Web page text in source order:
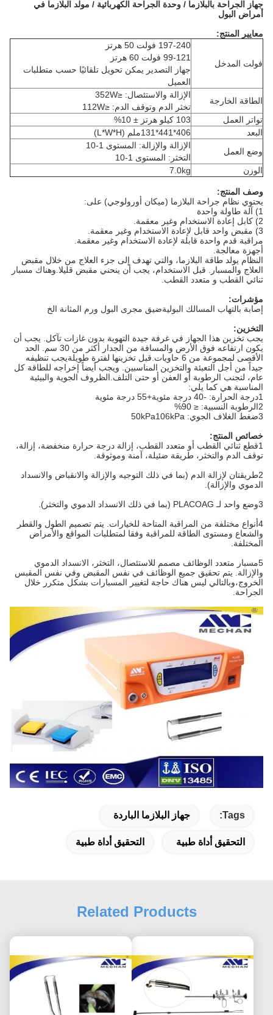
جهاز الجراحة بالبلازما / وحدة الجراحة الكهربائية / مولد البلازما في
أمراض البول
معايير المنتج:
فولت المدخل
197-240 فولت 50 هرتز
99-121 فولت 60 هرتز
جهاز التصدير يمكن تحويل تلقائيًا حسب متطلبات
العميل
الطاقة الخارجة
الإزالة والاستئصال: ≤352W
تخثر الدم وتوقف الدم: ≤112W
تواتر العمل
103 كيلو هرتز ± 10%
البعد
406*441*131ملم (L*W*H)
وضع العمل
الإزالة والإزالة: المستوى 1-10
التخثر: المستوى 1-10
الوزن
7.0kg
وصف المنتج:
يحتوي نظام جراحة البلازما (ميكان أورولوجي) على:
مراقبة قدم واحدة قابلة لإعادة الاستخدام وغير معقمة.
أجهزة معالجة.
النظام يولد طاقة البلازما، والتي تهدف إلى جزء العلاج من خلال مقبض
العلاج والمسبار. قبل الاستخدام، يجب أن ينحني مقبض قليلا.وهناك مسبار
ثنائي القطب و متعدد القطب.
مؤشرات:
إصابة بالتهاب المسالك البوليةضيق مجرى البول ورم المثانة الخ
التخزين:
يجب تخزين هذا الجهاز في غرفة جيدة التهوية بدون غازات تآكل. يجب أن
يكون ارتفاعه فوق الأرض والمسافة من الجدار أكثر من 30 سم. الحد
الأقصى لمجموعة من 6 حاويات.قبل تخزينها لفترة طويلةيجب تنظيفه
جيداً من أجل التعبئة والتخزين المناسبين. ويجب أيضاً إخراجه للطاقة كل
عام، لتجنب الرطوبة أو العفن أو حتى التلف.الظروف الجوية والبيئية
المناسبة هي كما يلي:
خصائص المنتج:
1قطع ثنائي القطب أو متعدد القطب، إزالة درجة حرارة منخفضة، إزالة،
توقف الدم والتخثر، طريقة ضئيلة، آمنة وموثوقة.
2طريقتان لإزالة الدم (بما في ذلك التوجيه والإزالة والانقباض والانسداد
الدموي والإزالة).
4أنواع مختلفة من المراقبة المتاحة للخيارات. يتم تصميم الطول والقطر
والشعاع ومستوى الطاقة للمراقبة وفقا لمتطلبات المواقع والأمراض
المختلفة.
5مسبار متعدد الوظائف مصمم للاستئصال، التخثر، الانسداد الدموي
والإزالة. يتم تحقيق جميع الوظائف في نفس المقبض وفي نفس المقبس
الخروج،وبالتالي ليس هناك حاجة لتغيير المسبارات بشكل متكرر خلال
الجراحة.
Tags: جهاز البلازما الباردة
التحقيق أداة طبية التحقيق أداة طبية
Related Products